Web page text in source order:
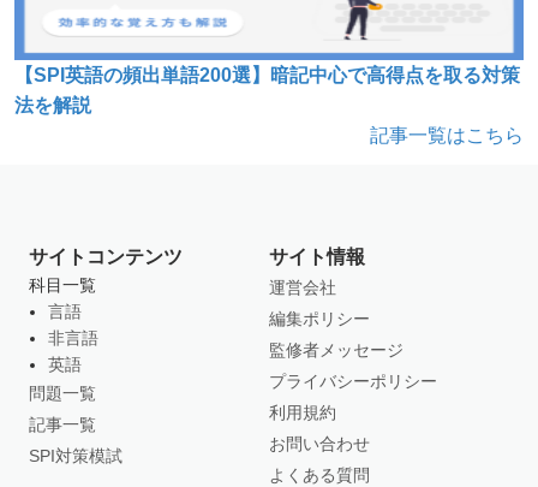
【SPI英語の頻出単語200選】暗記中心で高得点を取る対策
法を解説
記事一覧はこちら
サイトコンテンツ
科目一覧
言語
非言語
英語
問題一覧
記事一覧
SPI対策模試
サイト情報
運営会社
編集ポリシー
監修者メッセージ
プライバシーポリシー
利用規約
お問い合わせ
よくある質問